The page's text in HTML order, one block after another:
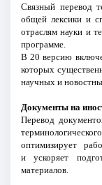
Связный перевод
общей лексики и
отраслям науки и
программе.
В 20 версию
которых
научных и
Документы на
Перевод
оптимизирует
и ускоряет
материалов.